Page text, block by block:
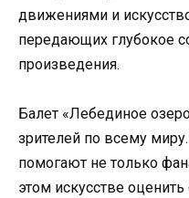
движениями и
передающих глубокое
произведения.
Балет «Лебединое
зрителей по всему
помогают не только
этом искусстве